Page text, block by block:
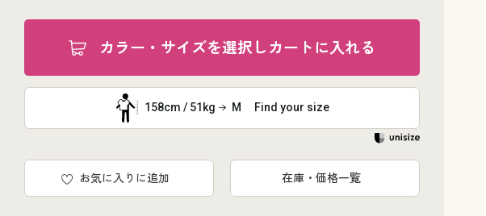
カラー・サイズを選択しカートに入れる
158cm / 51kg M Find your size
お気に入りに追加 在庫・価格一覧